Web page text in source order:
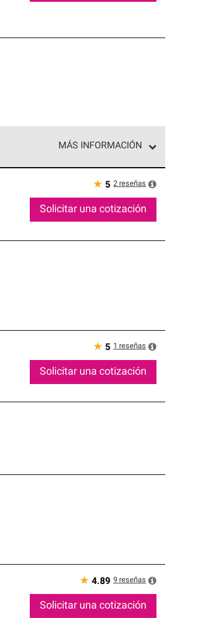
MÁS INFORMACIÓN
★ 5 2 reseñas
Solicitar una cotización
★ 5 1 reseñas
Solicitar una cotización
★ 4.89 9 reseñas
Solicitar una cotización